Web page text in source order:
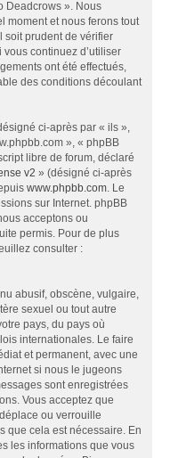
Deadcrows ». Nous
moment et nous ferons tout
soit prudent de vérifier
continuez d’utiliser
ont été effectués,
des conditions découlant
ci-après par « ils »,
», « phpBB
libre de forum, déclaré
v2 » (désigné ci-après
www.phpbb.com. Le
sur Internet. phpBB
acceptons ou
permis. Pour de plus
consulter :
abusif, obscène, vulgaire,
sexuel ou tout autre
pays, du pays où
internationales. Le faire
et permanent, avec une
si nous le jugeons
sont enregistrées
Vous acceptez que
ou verrouille
que cela est nécessaire. En
les informations que vous